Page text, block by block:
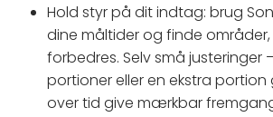
Hold styr på dit indtag: brug
dine måltider og finde områder,
forbedres. Selv små justeringer
portioner eller en ekstra
over tid give mærkbar